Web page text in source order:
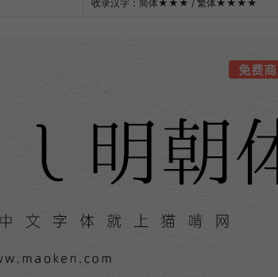
收录汉字：简体★★★ / 繁体★★★★